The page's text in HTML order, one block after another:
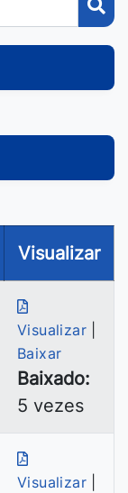
Visualizar
Visualizar
Baixar
Baixado:
5 vezes
Visualizar